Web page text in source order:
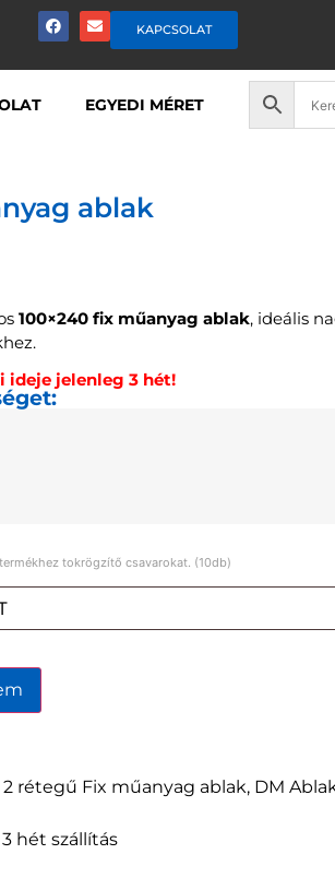
KAPCSOLAT
EGYEDI MÉRET
ablak
100×240 fix műanyag ablak, ideális
ideje jelenleg 3 hét!
tokrögzítő csavarokat. (10db)
2 rétegű Fix műanyag ablak, DM
3 hét szállítás